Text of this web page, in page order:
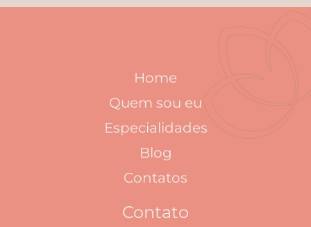
Home
Quem sou eu
Especialidades
Blog
Contatos
Contato